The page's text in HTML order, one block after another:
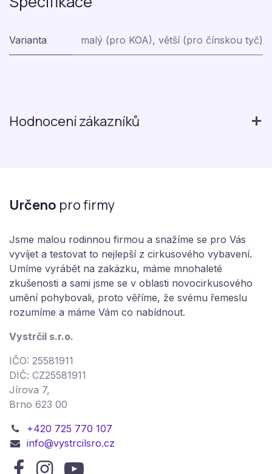
Varianta malý (pro KOA), větší (pro čínskou tyč)
Hodnocení zákazníků
Určeno pro firmy
Jsme malou rodinnou firmou a snažíme se pro Vás
vyvíjet a testovat to nejlepší z cirkusového vybavení.
Umíme vyrábět na zakázku, máme mnohaleté
zkušenosti a sami jsme se v oblasti novocirkusového
umění pohybovali, proto věříme, že svému řemeslu
rozumíme a máme Vám co nabídnout.
Vystrčil s.r.o.
IČO: 25581911
DIČ: CZ25581911
Jírova 7,
Brno 623 00
+420 725 770 107
info@vystrcilsro.cz